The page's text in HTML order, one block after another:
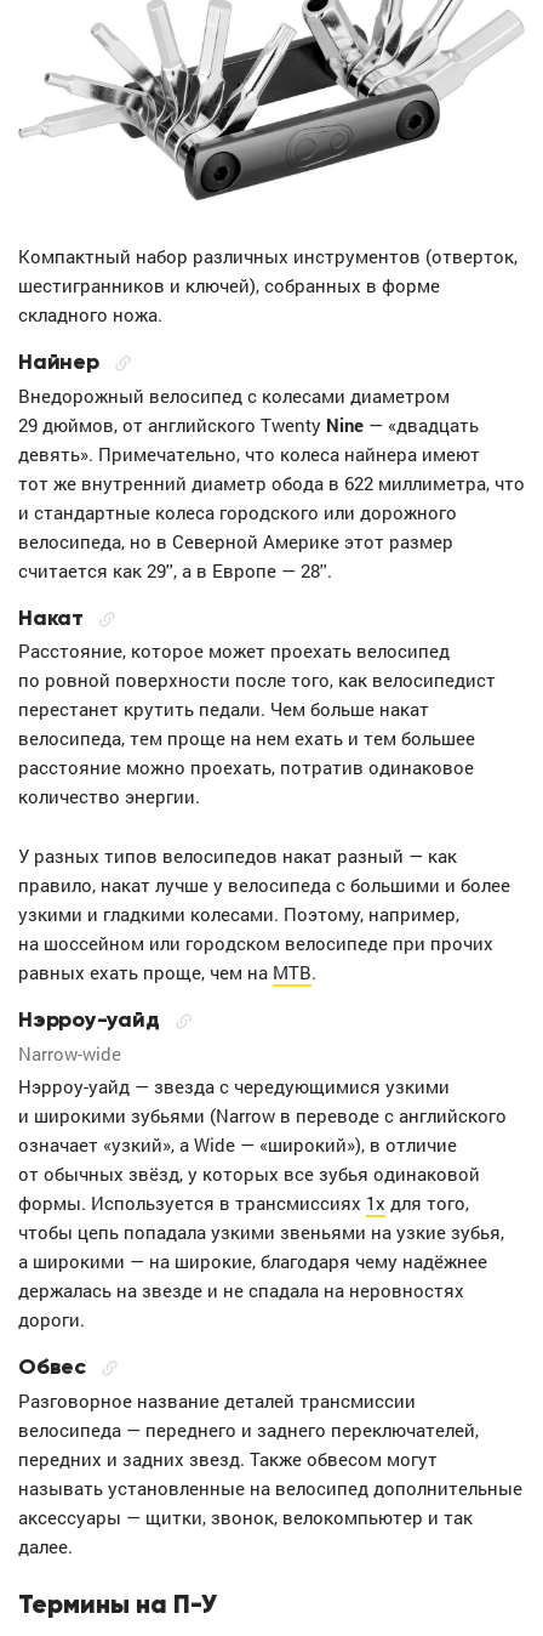
Компактный набор различных инструментов (отверток,
шестигранников и ключей), собранных в форме
складного ножа.
Найнер
Внедорожный велосипед с колесами диаметром
29 дюймов, от английского Twenty Nine — «двадцать
девять». Примечательно, что колеса найнера имеют
тот же внутренний диаметр обода в 622 миллиметра, что
и стандартные колеса городского или дорожного
велосипеда, но в Северной Америке этот размер
считается как 29'', а в Европе — 28''.
Накат
Расстояние, которое может проехать велосипед
по ровной поверхности после того, как велосипедист
перестанет крутить педали. Чем больше накат
велосипеда, тем проще на нем ехать и тем большее
расстояние можно проехать, потратив одинаковое
количество энергии.
У разных типов велосипедов накат разный — как
правило, накат лучше у велосипеда с большими и более
узкими и гладкими колесами. Поэтому, например,
на шоссейном или городском велосипеде при прочих
равных ехать проще, чем на MTB.
Нэрроу-уайд
Narrow-wide
Нэрроу-уайд — звезда с чередующимися узкими
и широкими зубьями (Narrow в переводе с английского
означает «узкий», а Wide — «широкий»), в отличие
от обычных звёзд, у которых все зубья одинаковой
формы. Используется в трансмиссиях 1х для того,
чтобы цепь попадала узкими звеньями на узкие зубья,
а широкими — на широкие, благодаря чему надёжнее
держалась на звезде и не спадала на неровностях
дороги.
Обвес
Разговорное название деталей трансмиссии
велосипеда — переднего и заднего переключателей,
передних и задних звезд. Также обвесом могут
называть установленные на велосипед дополнительные
аксессуары — щитки, звонок, велокомпьютер и так
далее.
Термины на П-У